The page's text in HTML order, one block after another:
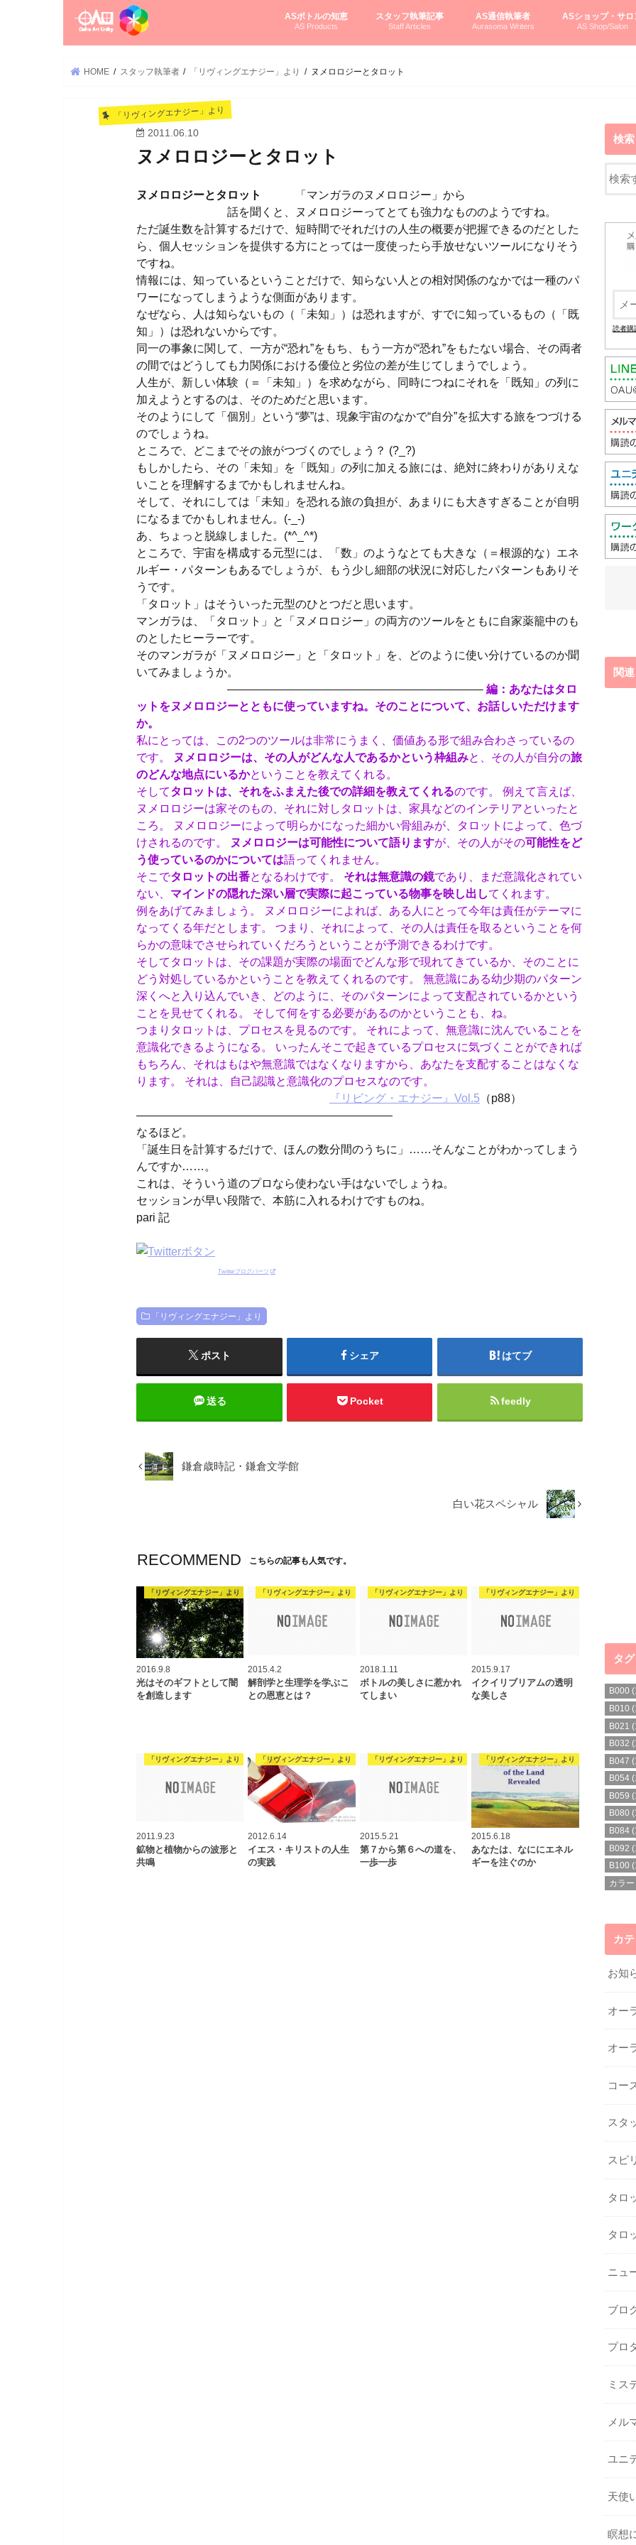
ASボトルの知恵
AS Products
スタッフ執筆記事
Staff Articles
AS通信執筆者
Aurasoma Writers
ASショップ・サロ
AS Shop/Salon
HOME スタッフ執筆者 「リヴィングエナジー」より ヌメロロジーとタロット
「リヴィングエナジー」より
2011.06.10
ヌメロロジーとタロット
ヌメロロジーとタロット
「マンガラのヌメロロジー」から
話を聞くと、ヌメロロジーってとても強力なもののようですね。
ただ誕生数を計算するだけで、短時間でそれだけの人生の概要が把握できるのだとした
ら、個人セッションを提供する方にとっては一度使ったら手放せないツールになりそう
ですね。
情報には、知っているということだけで、知らない人との相対関係のなかでは一種のパ
ワーになってしまうような側面があります。
なぜなら、人は知らないもの（「未知」）は恐れますが、すでに知っているもの（「既
知」）は恐れないからです。
同一の事象に関して、一方が“恐れ”をもち、もう一方が“恐れ”をもたない場合、その両者
の間ではどうしても力関係における優位と劣位の差が生じてしまうでしょう。
人生が、新しい体験（＝「未知」）を求めながら、同時につねにそれを「既知」の列に
加えようとするのは、そのためだと思います。
そのようにして「個別」という“夢”は、現象宇宙のなかで“自分”を拡大する旅をつづける
のでしょうね。
ところで、どこまでその旅がつづくのでしょう？ (?_?)
もしかしたら、その「未知」を「既知」の列に加える旅には、絶対に終わりがありえな
いことを理解するまでかもしれませんね。
そして、それにしては「未知」を恐れる旅の負担が、あまりにも大きすぎることが自明
になるまでかもしれません。(-_-)
あ、ちょっと脱線しました。(*^_^*)
ところで、宇宙を構成する元型には、「数」のようなとても大きな（＝根源的な）エネ
ルギー・パターンもあるでしょうが、もう少し細部の状況に対応したパターンもありそ
うです。
「タロット」はそういった元型のひとつだと思います。
マンガラは、「タロット」と「ヌメロロジー」の両方のツールをともに自家薬籠中のも
のとしたヒーラーです。
そのマンガラが「ヌメロロジー」と「タロット」を、どのように使い分けているのか聞
いてみましょうか。
——————————————————————– 編：あなたはタロ
ットをヌメロロジーとともに使っていますね。そのことについて、お話しいただけます
か。
私にとっては、この2つのツールは非常にうまく、価値ある形で組み合わさっているの
です。
ヌメロロジーは、その人がどんな人であるかという枠組みと、その人が自分の旅
のどんな地点にいるかということを教えてくれる。
そしてタロットは、それをふまえた後での詳細を教えてくれるのです。 例えて言えば、
ヌメロロジーは家そのもの、それに対しタロットは、家具などのインテリアといったと
ころ。 ヌメロロジーによって明らかになった細かい骨組みが、タロットによって、色づ
けされるのです。
ヌメロロジーは可能性について語りますが、その人がその可能性をど
う使っているのかについては語ってくれません。
そこでタロットの出番となるわけです。 それは無意識の鏡であり、まだ意識化されてい
ない、 マインドの隠れた深い層で実際に起こっている物事を映し出してくれます。
例をあげてみましょう。 ヌメロロジーによれば、ある人にとって今年は責任がテーマに
なってくる年だとします。 つまり、それによって、その人は責任を取るということを何
らかの意味でさせられていくだろうということが予測できるわけです。
そしてタロットは、その課題が実際の場面でどんな形で現れてきているか、そのことに
どう対処しているかということを教えてくれるのです。 無意識にある幼少期のパターン
深くへと入り込んでいき、どのように、そのパターンによって支配されているかという
ことを見せてくれる。 そして何をする必要があるのかということも、ね。
つまりタロットは、プロセスを見るのです。 それによって、無意識に沈んでいることを
意識化できるようになる。 いったんそこで起きているプロセスに気づくことができれば
もちろん、それはもはや無意識ではなくなりますから、あなたを支配することはなくな
ります。 それは、自己認識と意識化のプロセスなのです。
『リビング・エナジー』Vol.5 （p88）
——————————————————————–
なるほど。
「誕生日を計算するだけで、ほんの数分間のうちに」……そんなことがわかってしまう
んですか……。
これは、そういう道のプロなら使わない手はないでしょうね。
セッションが早い段階で、本筋に入れるわけですものね。
pari 記
Twitterブログパーツ
「リヴィングエナジー」より
ポスト シェア はてブ
送る Pocket feedly
鎌倉歳時記・鎌倉文学館
白い花スペシャル
RECOMMEND こちらの記事も人気です。
「リヴィングエナジー」より
2016.9.8
光はそのギフトとして闇
を創造します
「リヴィングエナジー」より
2015.4.2
解剖学と生理学を学ぶこ
との恩恵とは？
「リヴィングエナジー」より
2018.1.11
ボトルの美しさに惹かれ
てしまい
「リヴィングエナジー」より
2015.9.17
イクイリブリアムの透明
な美しさ
「リヴィングエナジー」より
2011.9.23
鉱物と植物からの波形と
共鳴
「リヴィングエナジー」より
2012.6.14
イエス・キリストの人生
の実践
「リヴィングエナジー」より
2015.5.21
第７から第６への道を、
一歩一歩
「リヴィングエナジー」より
2015.6.18
あなたは、なににエネル
ギーを注ぐのか
検索
読者購
関
タ
B000
B010
B021
B032
B047
B054
B059
B080
B084
B092
B100
カラ
カ
お知
オー
オー
コー
スタ
スピ
タロ
タロ
ニュ
ブロ
プロ
ミス
メル
ユニ
天使
瞑想